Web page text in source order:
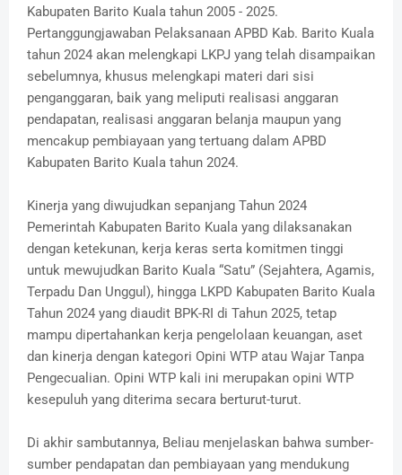
Kabupaten Barito Kuala tahun 2005 - 2025.
Pertanggungjawaban Pelaksanaan APBD Kab. Barito Kuala
tahun 2024 akan melengkapi LKPJ yang telah disampaikan
sebelumnya, khusus melengkapi materi dari sisi
penganggaran, baik yang meliputi realisasi anggaran
pendapatan, realisasi anggaran belanja maupun yang
mencakup pembiayaan yang tertuang dalam APBD
Kabupaten Barito Kuala tahun 2024.
Kinerja yang diwujudkan sepanjang Tahun 2024
Pemerintah Kabupaten Barito Kuala yang dilaksanakan
dengan ketekunan, kerja keras serta komitmen tinggi
untuk mewujudkan Barito Kuala “Satu” (Sejahtera, Agamis,
Terpadu Dan Unggul), hingga LKPD Kabupaten Barito Kuala
Tahun 2024 yang diaudit BPK-RI di Tahun 2025, tetap
mampu dipertahankan kerja pengelolaan keuangan, aset
dan kinerja dengan kategori Opini WTP atau Wajar Tanpa
Pengecualian. Opini WTP kali ini merupakan opini WTP
kesepuluh yang diterima secara berturut-turut.
Di akhir sambutannya, Beliau menjelaskan bahwa sumber-
sumber pendapatan dan pembiayaan yang mendukung